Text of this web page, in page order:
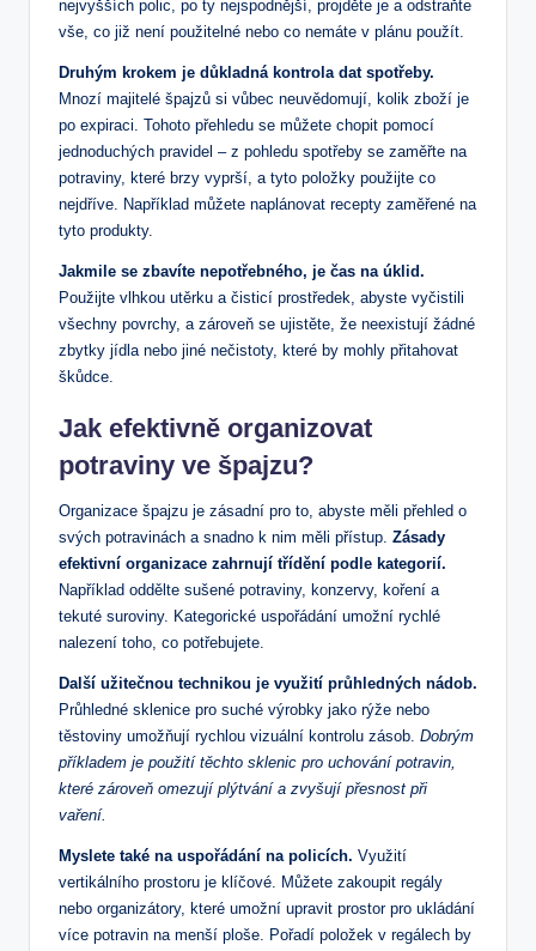
nejvyšších polic, po ty nejspodnější, projděte je a odstraňte
vše, co již není použitelné nebo co nemáte v plánu použít.
Druhým krokem je důkladná kontrola dat spotřeby.
Mnozí majitelé špajzů si vůbec neuvědomují, kolik zboží je
po expiraci. Tohoto přehledu se můžete chopit pomocí
jednoduchých pravidel – z pohledu spotřeby se zaměřte na
potraviny, které brzy vyprší, a tyto položky použijte co
nejdříve. Například můžete naplánovat recepty zaměřené na
tyto produkty.
Jakmile se zbavíte nepotřebného, je čas na úklid.
Použijte vlhkou utěrku a čisticí prostředek, abyste vyčistili
všechny povrchy, a zároveň se ujistěte, že neexistují žádné
zbytky jídla nebo jiné nečistoty, které by mohly přitahovat
škůdce.
Jak efektivně organizovat
potraviny ve špajzu?
Organizace špajzu je zásadní pro to, abyste měli přehled o
svých potravinách a snadno k nim měli přístup. Zásady
efektivní organizace zahrnují třídění podle kategorií.
Například oddělte sušené potraviny, konzervy, koření a
tekuté suroviny. Kategorické uspořádání umožní rychlé
nalezení toho, co potřebujete.
Další užitečnou technikou je využití průhledných nádob.
Průhledné sklenice pro suché výrobky jako rýže nebo
těstoviny umožňují rychlou vizuální kontrolu zásob. Dobrým
příkladem je použití těchto sklenic pro uchování potravin,
které zároveň omezují plýtvání a zvyšují přesnost při
vaření.
Myslete také na uspořádání na policích. Využití
vertikálního prostoru je klíčové. Můžete zakoupit regály
nebo organizátory, které umožní upravit prostor pro ukládání
více potravin na menší ploše. Pořadí položek v regálech by